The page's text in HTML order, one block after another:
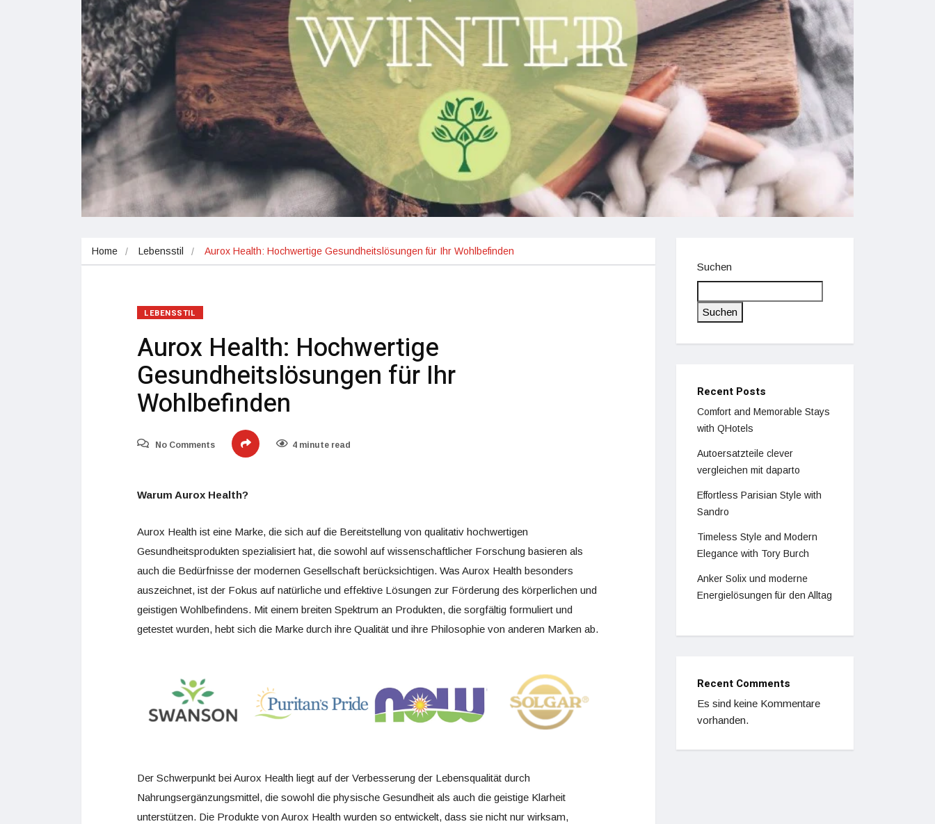
Home Lebensstil Aurox Health: Hochwertige Gesundheitslösungen für Ihr Wohlbefinden
LEBENSSTIL
Aurox Health: Hochwertige
Gesundheitslösungen für Ihr
Wohlbefinden
No Comments 4 minute read
Warum Aurox Health?
Aurox Health ist eine Marke, die sich auf die Bereitstellung von qualitativ hochwertigen
Gesundheitsprodukten spezialisiert hat, die sowohl auf wissenschaftlicher Forschung basieren als
auch die Bedürfnisse der modernen Gesellschaft berücksichtigen. Was Aurox Health besonders
auszeichnet, ist der Fokus auf natürliche und effektive Lösungen zur Förderung des körperlichen und
geistigen Wohlbefindens. Mit einem breiten Spektrum an Produkten, die sorgfältig formuliert und
getestet wurden, hebt sich die Marke durch ihre Qualität und ihre Philosophie von anderen Marken ab.
Der Schwerpunkt bei Aurox Health liegt auf der Verbesserung der Lebensqualität durch
Nahrungsergänzungsmittel, die sowohl die physische Gesundheit als auch die geistige Klarheit
unterstützen. Die Produkte von Aurox Health wurden so entwickelt, dass sie nicht nur wirksam,
Suchen
Suchen
Recent Posts
Comfort and Memorable Stays
with QHotels
Autoersatzteile clever
vergleichen mit daparto
Effortless Parisian Style with
Sandro
Timeless Style and Modern
Elegance with Tory Burch
Anker Solix und moderne
Energielösungen für den Alltag
Recent Comments
Es sind keine Kommentare
vorhanden.